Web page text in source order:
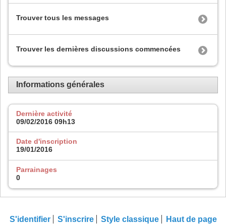
Trouver tous les messages
Trouver les dernières discussions commencées
Informations générales
Dernière activité
09/02/2016 09h13
Date d'inscription
19/01/2016
Parrainages
0
S'identifier S'inscrire Style classique Haut de page